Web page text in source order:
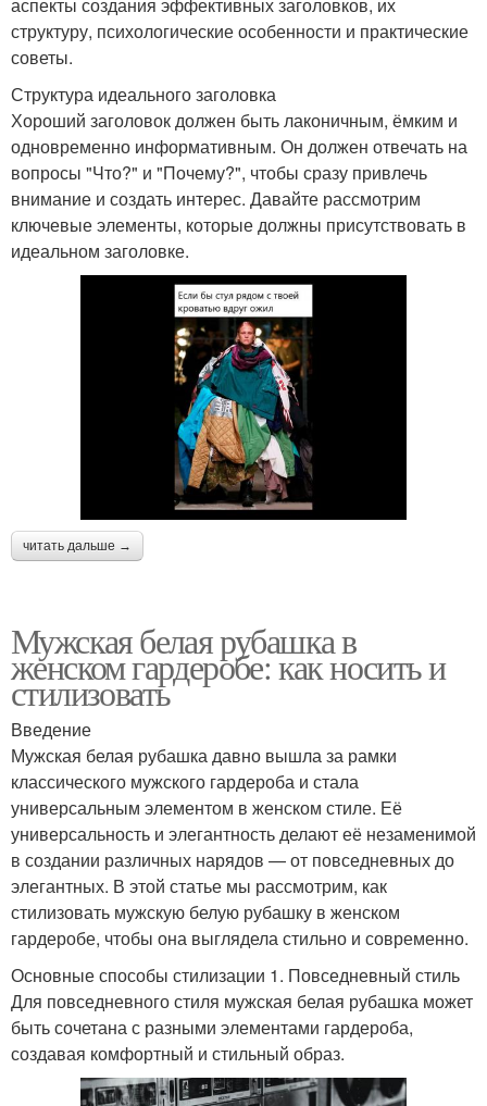
структуру, психологические особенности и практические
советы.
Структура идеального заголовка
Хороший заголовок должен быть лаконичным, ёмким и
одновременно информативным. Он должен отвечать на
вопросы "Что?" и "Почему?", чтобы сразу привлечь
внимание и создать интерес. Давайте рассмотрим
ключевые элементы, которые должны присутствовать в
идеальном заголовке.
читать дальше →
Мужская белая рубашка в
женском гардеробе: как носить и
стилизовать
Введение
Мужская белая рубашка давно вышла за рамки
классического мужского гардероба и стала
универсальным элементом в женском стиле. Её
универсальность и элегантность делают её незаменимой
в создании различных нарядов — от повседневных до
элегантных. В этой статье мы рассмотрим, как
стилизовать мужскую белую рубашку в женском
гардеробе, чтобы она выглядела стильно и современно.
Основные способы стилизации 1. Повседневный стиль
Для повседневного стиля мужская белая рубашка может
быть сочетана с разными элементами гардероба,
создавая комфортный и стильный образ.